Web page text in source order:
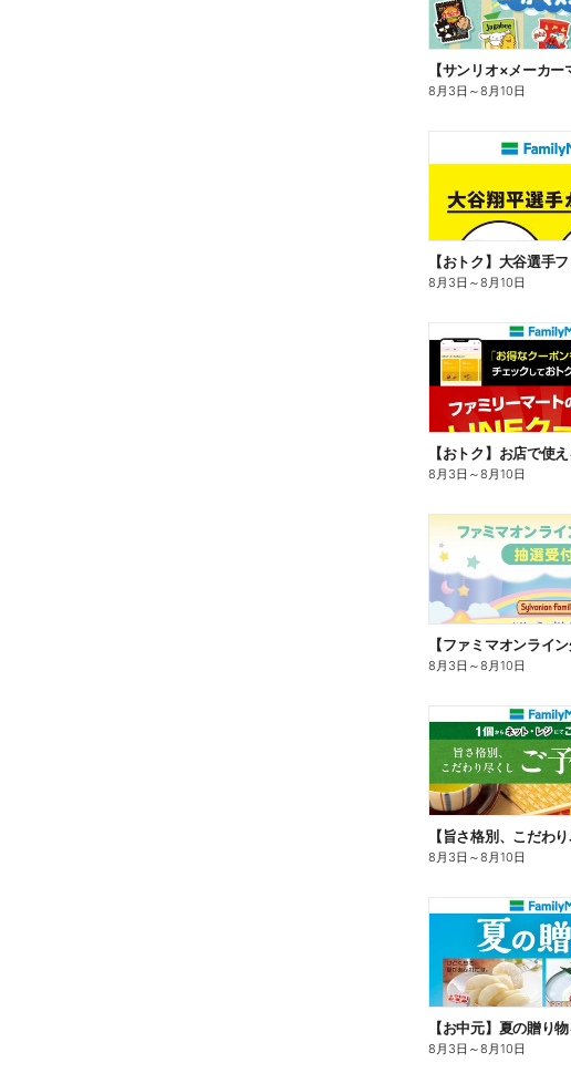
8月3日 ～8月10日
8月3日 ～8月10日
8月3日 ～8月10日
8月3日 ～8月10日
8月3日 ～8月10日
【お中元】夏の贈り
8月3日 ～8月10日